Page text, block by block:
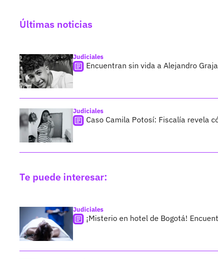
Últimas noticias
Judiciales
Encuentran sin vida a Alejandro
Judiciales
Caso Camila Potosí: Fiscalía revela
Te puede interesar:
Judiciales
¡Misterio en hotel de Bogotá!